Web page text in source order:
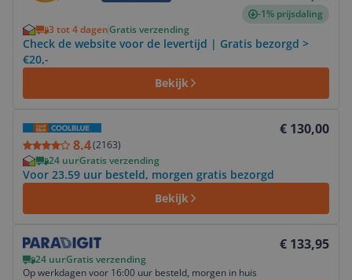
-1% prijsdaling
3 tot 4 dagenGratis verzending
Check de website voor de levertijd | Gratis bezorgd >
€20,-
Bekijk
8.4(2163)
€ 130,00
24 uurGratis verzending
Voor 23.59 uur besteld, morgen gratis bezorgd
Bekijk
€ 133,95
24 uurGratis verzending
Op werkdagen voor 16:00 uur besteld, morgen in huis
Bekijk product